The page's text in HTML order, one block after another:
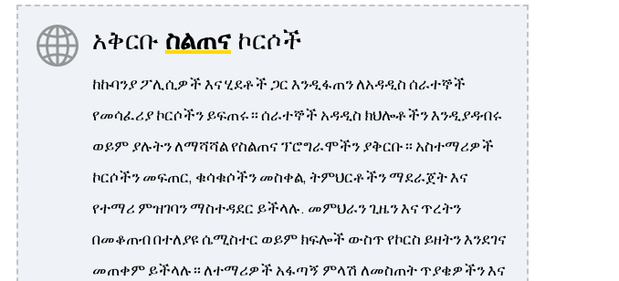
አቅርቡ ስልጠና ኮርሶች
ከኩባንያ ፖሊሲዎች እና ሂደቶች ጋር እንዲፋጠን ለአዳዲስ ሰራተኞች
የመሳፈሪያ ኮርሶችን ይፍጠሩ። ሰራተኞች አዳዲስ ክህሎቶችን እንዲያዳብሩ
ወይም ያሉትን ለማሻሻል የስልጠና ፕሮግራሞችን ያቅርቡ። አስተማሪዎች
ኮርሶችን መፍጠር, ቁሳቁሶችን መስቀል, ትምህርቶችን ማደራጀት እና
የተማሪ ምዝገባን ማስተዳደር ይችላሉ. መምህራን ጊዜን እና ጥረትን
በመቆጠብ በተለያዩ ሴሚስተር ወይም ክፍሎች ውስጥ የኮርስ ይዘትን እንደገና
መጠቀም ይችላሉ። ለተማሪዎች አፋጣኝ ምላሽ ለመስጠት ጥያቄዎችን እና